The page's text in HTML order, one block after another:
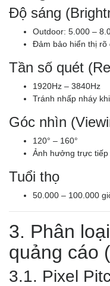
Độ sáng
Outdoor: 5.000 –
Đảm bảo hiển thị rõ
Tần số quét
1920Hz – 3840Hz
Tránh nhấp nháy
Góc nhìn
120° – 160°
Ảnh hưởng trực
Tuổi thọ
50.000 – 100.000
3. Phân
quảng cáo
3.1. Pixel